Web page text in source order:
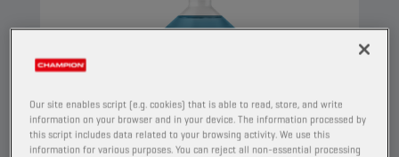
Our site enables script (e.g. cookies) that is able to read, store, and write
information on your browser and in your device. The information processed by
this script includes data related to your browsing activity. We use this
information for various purposes. You can reject all non-essential processing